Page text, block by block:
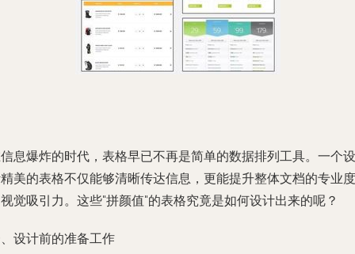
息爆炸的时代，表格早已不再是简单的数据排列工具。一个设
美的表格不仅能够清晰传达信息，更能提升整体文档的专业度
觉吸引力。这些"拼颜值"的表格究竟是如何设计出来的呢？
设计前的准备工作